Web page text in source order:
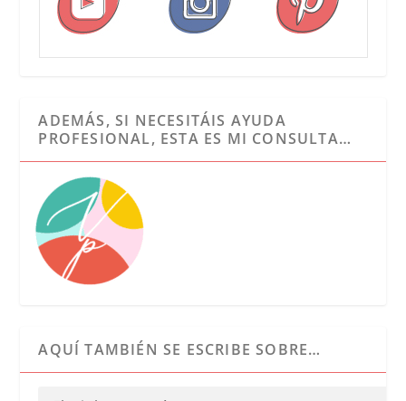
ADEMÁS, SI NECESITÁIS AYUDA
PROFESIONAL, ESTA ES MI CONSULTA…
AQUÍ TAMBIÉN SE ESCRIBE SOBRE…